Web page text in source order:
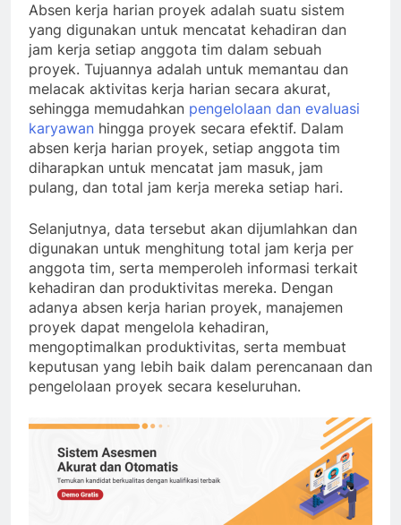
Absen kerja harian proyek adalah suatu sistem
yang digunakan untuk mencatat kehadiran dan
jam kerja setiap anggota tim dalam sebuah
proyek. Tujuannya adalah untuk memantau dan
melacak aktivitas kerja harian secara akurat,
sehingga memudahkan pengelolaan dan evaluasi
karyawan hingga proyek secara efektif. Dalam
absen kerja harian proyek, setiap anggota tim
diharapkan untuk mencatat jam masuk, jam
pulang, dan total jam kerja mereka setiap hari.
Selanjutnya, data tersebut akan dijumlahkan dan
digunakan untuk menghitung total jam kerja per
anggota tim, serta memperoleh informasi terkait
kehadiran dan produktivitas mereka. Dengan
adanya absen kerja harian proyek, manajemen
proyek dapat mengelola kehadiran,
mengoptimalkan produktivitas, serta membuat
keputusan yang lebih baik dalam perencanaan dan
pengelolaan proyek secara keseluruhan.